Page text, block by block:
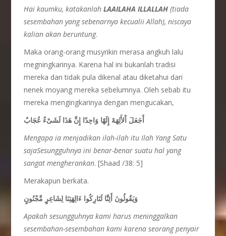
Hai kaumku, katakanlahLAAILAHA ILLALLAH (tiada
sesembahan yang sebenarnya kecualii Allah), niscaya
kalian akan beruntung.
Maka orang-orang musyrikin merasa angkuh lalu
megningkarinya. Karena hal ini bukanlah tradisi
mereka dan tidak pula dikenal atau diketahui dari
nenek moyang mereka sebelumnya. Oleh sebab itu
mereka mengingkarinya dengan mengucakan,
أَجَعَلَ اْلأَلِهَةَ إِلَهًا وَاحِدًا إِنَّ هَذَا لَشَىْءٌ عُجَابٌ
Mengapa ia menjadikan ilah-ilah itu Ilah Yang Satu
sajaSesungguhnya ini benar-benar suatu hal yang
sangat mengherankan. [Shaad /38: 5]
Merakapun berkata.
وَيَقُولُونَ أَئِنَّا لَتَارِكُوا ءَالِهَتِنَا لِشَاعِرٍ مَّجْنُونٍ
Apakah sesungguhnya kami harus meninggalkan
sesembahan-sesembahan kami karena seorang penyair